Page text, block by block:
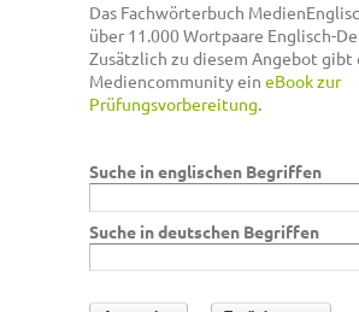
Das Fachwörterbuch
über 11.000 Wortpaare Englisch-
Zusätzlich zu diesem Angebot gibt
Mediencommunity ein eBook zur
Prüfungsvorbereitung.
Suche in englischen Begriffen
Suche in deutschen Begriffen